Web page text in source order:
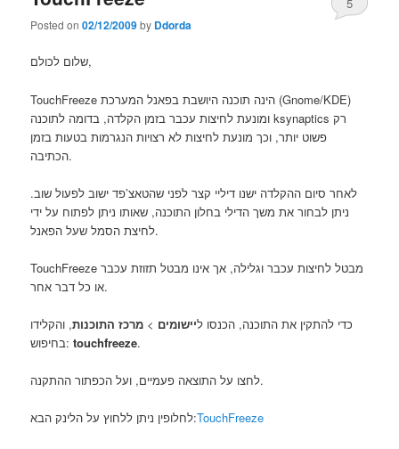
Posted on02/12/2009by Ddorda
5
שלום לכולם,
TouchFreeze הינה תוכנה היושבת בפאנל המערכת (Gnome/KDE)
ומונעת לחיצות עכבר בזמן הקלדה, בדומה לתוכנה ksynaptics רק
פשוט יותר, וכך מונעת לחיצות לא רצויות הנגרמות בטעות בזמן
הכתיבה.
לאחר סיום ההקלדה ישנו דיליי קצר לפני שהטאצ’פד ישוב לפעול שוב.
ניתן לבחור את משך הדילי בחלון התוכנה, שאותו ניתן לפתוח על ידי
לחיצת הסמל שעל הפאנל.
TouchFreeze מבטל לחיצות עכבר וגלילה, אך אינו מבטל תזוזת עכבר
או כל דבר אחר.
כדי להתקין את התוכנה, הכנסו ליישומים > מרכז התוכנות, והקלידו
בחיפוש:touchfreeze.
לחצו על התוצאה פעמיים, ועל הכפתור ההתקנה.
לחלופין ניתן ללחוץ על הלינק הבא:TouchFreeze